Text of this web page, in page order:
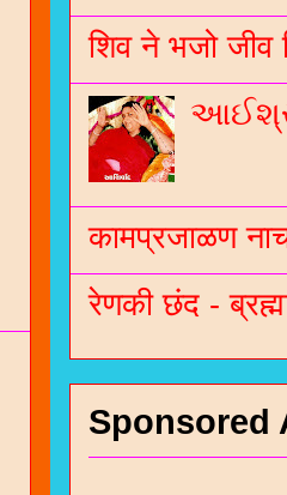
शिव ने भजो जीव
कामप्रजाळण
रेणकी छंद -
Sponsored